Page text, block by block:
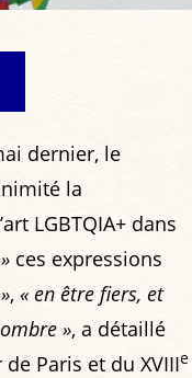
dernier, le
la
LGBTQIA+ dans
ces expressions
, « en être fiers, et
», a détaillé
Paris et du XVIIIe